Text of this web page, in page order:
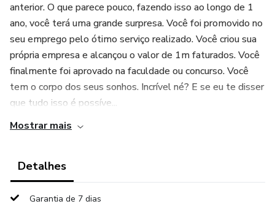
anterior. O que parece pouco, fazendo isso ao longo de 1
ano, você terá uma grande surpresa. Você foi promovido no
seu emprego pelo ótimo serviço realizado. Você criou sua
própria empresa e alcançou o valor de 1m faturados. Você
finalmente foi aprovado na faculdade ou concurso. Você
tem o corpo dos seus sonhos. Incrível né? E se eu te disser
que tudo isso é possíve...
Mostrar mais
Detalhes
Garantia de 7 dias